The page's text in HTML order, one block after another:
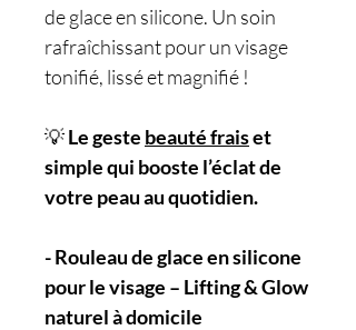
de glace en silicone. Un soin
rafraîchissant pour un visage
tonifié, lissé et magnifié !
💡Le geste beauté fraiset
simple qui booste l’éclat de
votre peau au quotidien.
- Rouleau de glace en silicone
pour le visage – Lifting & Glow
naturel à domicile